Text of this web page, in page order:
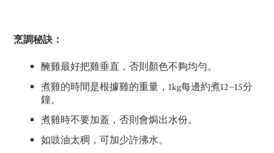
烹調秘訣：
醃雞最好把雞垂直，否則顏色不夠均勻。
煮雞的時間是根據雞的重量，1kg每邊約煮12~15分
鐘。
煮雞時不要加蓋，否則會焗出水份。
如豉油太稠，可加少許沸水。